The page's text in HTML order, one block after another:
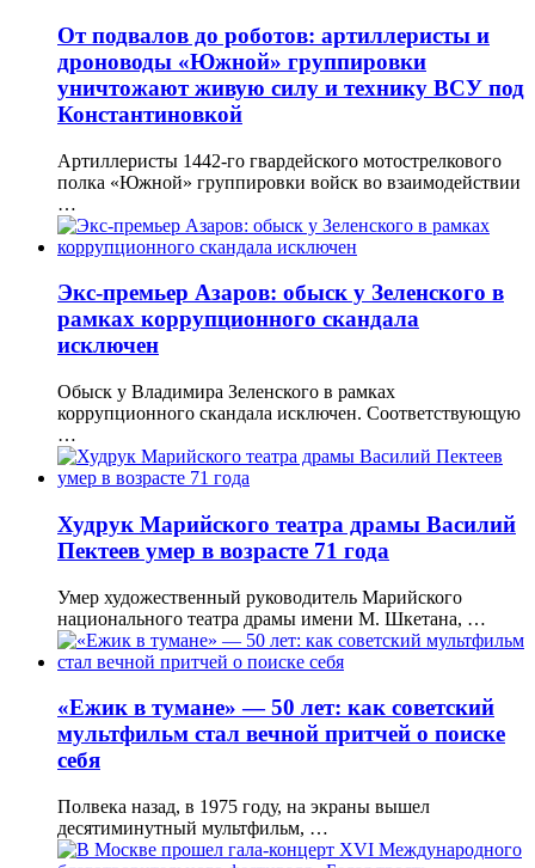
От подвалов до роботов: артиллеристы и
дроноводы «Южной» группировки
уничтожают живую силу и технику ВСУ под
Константиновкой
Артиллеристы 1442-го гвардейского мотострелкового
полка «Южной» группировки войск во взаимодействии
…
Экс-премьер Азаров: обыск у Зеленского в
рамках коррупционного скандала
исключен
Обыск у Владимира Зеленского в рамках
коррупционного скандала исключен. Соответствующую
…
Худрук Марийского театра драмы Василий
Пектеев умер в возрасте 71 года
Умер художественный руководитель Марийского
национального театра драмы имени М. Шкетана, …
«Ежик в тумане» — 50 лет: как советский
мультфильм стал вечной притчей о поиске
себя
Полвека назад, в 1975 году, на экраны вышел
десятиминутный мультфильм, …